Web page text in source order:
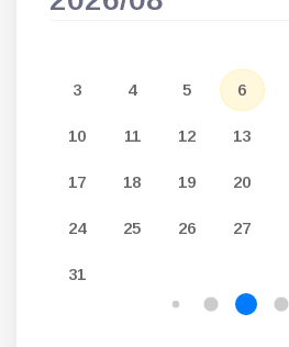
3 4 5 6
10 11 12 13
17 18 19 20
24 25 26 27
31